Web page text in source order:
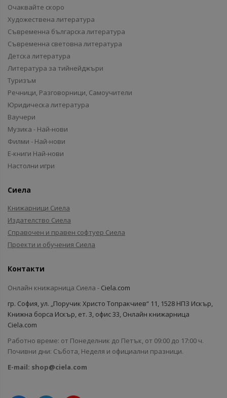
Очаквайте скоро
Художествена литература
Съвременна българска литература
Съвременна световна литература
Детска литература
Литература за тийнейджъри
Туризъм
Речници, Разговорници, Самоучители
Юридическа литература
Ваучери
Музика - Най-нови
Филми - Най-нови
Е-книги Най-нови
Настолни игри
Сиела
Книжарници Сиела
Издателство Сиела
Справочен и правен софтуер Сиела
Проекти и обучения Сиела
Контакти
Онлайн книжарница Сиела - Ciela.com
гр. София, ул. „Поручик Христо Топракчиев“ 11, 1528 НПЗ Искър,
Книжна борса Искър, ет. 3, офис 33, Онлайн книжарница
Ciela.com
Работно време: от Понеделник до Петък, от 09:00 до 17:00 ч.
Почивни дни: Събота, Неделя и официални празници.
E-mail: shop@ciela.com